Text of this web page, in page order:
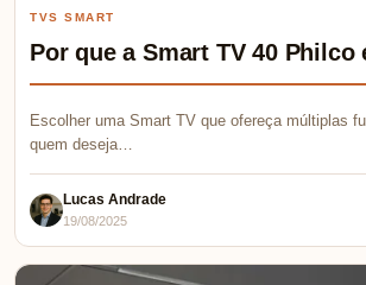
TVS SMART
Por que a Smart TV 40 Philco
Escolher uma Smart TV que ofereça múltiplas
quem deseja…
Lucas Andrade
19/08/2025